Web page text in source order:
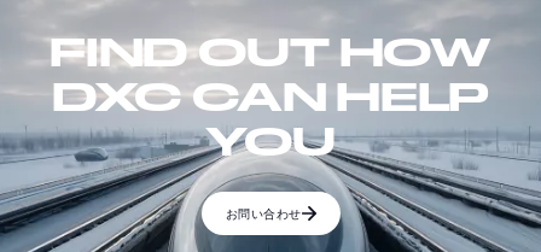
FIND OUT HOW
DXC CAN HELP
YOU
お問い合わせ